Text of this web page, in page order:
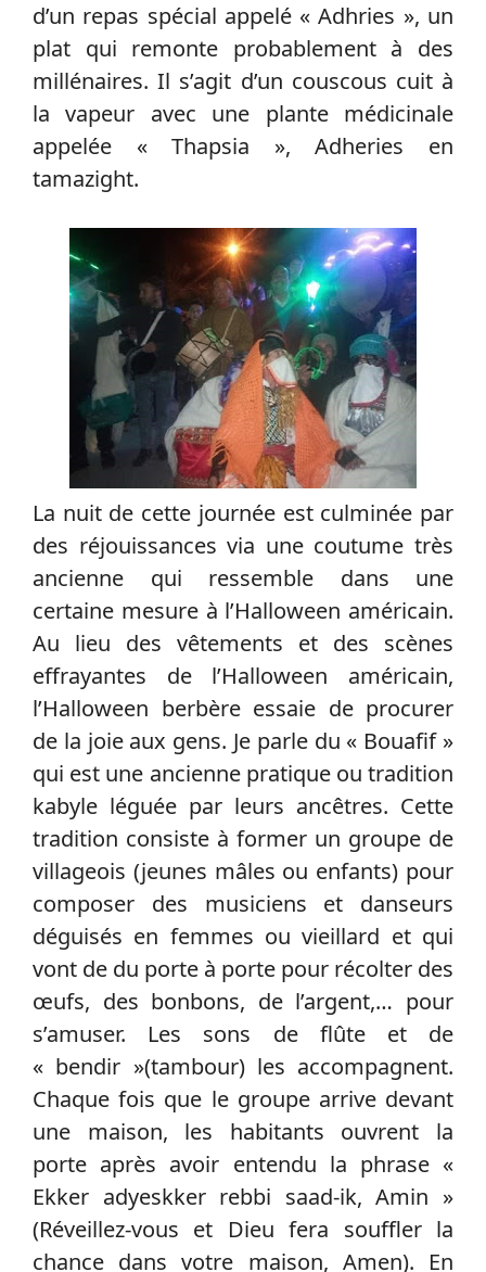
d’un repas spécial appelé « Adhries », un
plat qui remonte probablement à des
millénaires. Il s’agit d’un couscous cuit à
la vapeur avec une plante médicinale
appelée « Thapsia », Adheries en
tamazight.
La nuit de cette journée est culminée par
des réjouissances via une coutume très
ancienne qui ressemble dans une
certaine mesure à l’Halloween américain.
Au lieu des vêtements et des scènes
effrayantes de l’Halloween américain,
l’Halloween berbère essaie de procurer
de la joie aux gens. Je parle du « Bouafif »
qui est une ancienne pratique ou tradition
kabyle léguée par leurs ancêtres. Cette
tradition consiste à former un groupe de
villageois (jeunes mâles ou enfants) pour
composer des musiciens et danseurs
déguisés en femmes ou vieillard et qui
vont de du porte à porte pour récolter des
œufs, des bonbons, de l’argent,… pour
s’amuser. Les sons de flûte et de
« bendir »(tambour) les accompagnent.
Chaque fois que le groupe arrive devant
une maison, les habitants ouvrent la
porte après avoir entendu la phrase «
Ekker adyeskker rebbi saad-ik, Amin »
(Réveillez-vous et Dieu fera souffler la
chance dans votre maison, Amen). En